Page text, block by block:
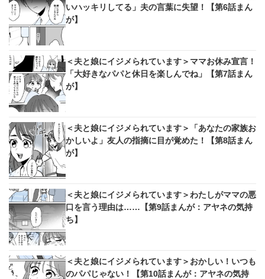
いハッキリしてる」夫の言葉に失望！【第6話まん
が】
＜夫と娘にイジメられています＞ママお休み宣言！
「大好きなパパと休日を楽しんでね」【第7話まん
が】
＜夫と娘にイジメられています＞「あなたの家族お
かしいよ」友人の指摘に目が覚めた！【第8話まん
が】
＜夫と娘にイジメられています＞わたしがママの悪
口を言う理由は……【第9話まんが：アヤネの気持
ち】
＜夫と娘にイジメられています＞おかしい！いつも
のパパじゃない！【第10話まんが：アヤネの気持